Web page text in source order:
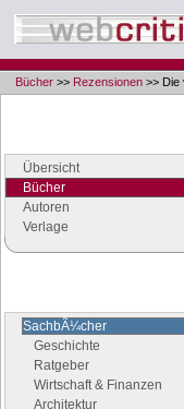
Bücher >> Rezensionen >> Die
Übersicht
Bücher
Autoren
Verlage
SachbÃ¼cher
Geschichte
Ratgeber
Wirtschaft & Finanzen
Architektur